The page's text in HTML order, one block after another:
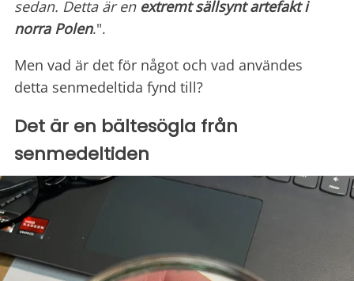
sedan. Detta är en extremt sällsynt artefakt i
norra Polen.".
Men vad är det för något och vad användes
detta senmedeltida fynd till?
Det är en bältesögla från
senmedeltiden